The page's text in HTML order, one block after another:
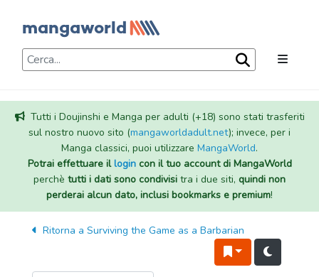
Tutti i Doujinshi e Manga per adulti (+18) sono stati trasferiti
sul nostro nuovo sito (mangaworldadult.net); invece, per i
Manga classici, puoi utilizzare MangaWorld.
Potrai effettuare illogincon il tuo account di MangaWorld
perchè tutti i dati sono condivisi tra i due siti, quindi non
perderai alcun dato, inclusi bookmarks e premium!
Ritorna a Surviving the Game as a Barbarian